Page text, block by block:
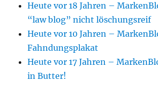
Heute vor 18 Jahren –
“law blog” nicht löschungsreif
Heute vor 10 Jahren –
Fahndungsplakat
Heute vor 17 Jahren –
in Butter!